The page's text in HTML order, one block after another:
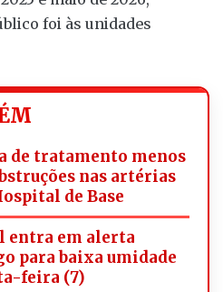
foi às unidades
de tratamento menos
nas artérias
de Base
entra em alerta
para baixa umidade
feira (7)